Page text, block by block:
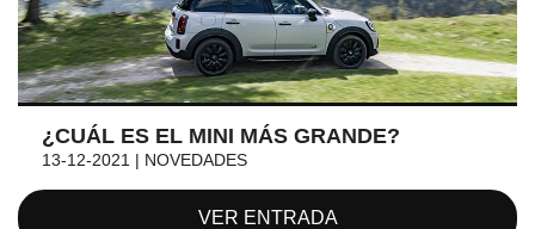
¿CUÁL ES EL MINI MÁS GRANDE?
13-12-2021 | NOVEDADES
VER ENTRADA